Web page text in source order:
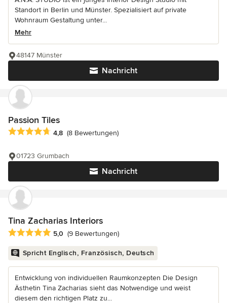
Standort in Berlin und Münster. Spezialisiert auf private
Wohnraum Gestaltung unter...
Mehr
Nachricht
48147 Münster
Passion Tiles
Durchschnittliche Bewertung: 4.8 von 5 Sternen
4,8 (8 Bewertungen)
Nachricht
01723 Grumbach
Tina Zacharias Interiors
Durchschnittliche Bewertung: 5 von 5 Sternen
5,0 (9 Bewertungen)
Spricht Englisch, Französisch, Deutsch
Entwicklung von individuellen Raumkonzepten Die Design
Ästhetin Tina Zacharias sieht das Notwendige und weist
diesem den richtigen Platz zu...